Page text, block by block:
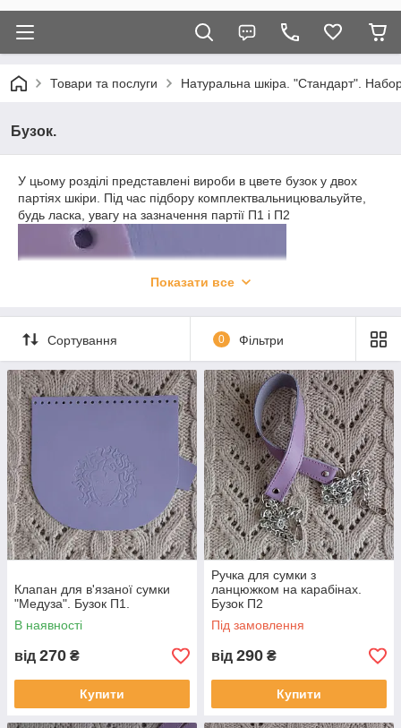
Товари та послуги Натуральна шкіра. "Стандарт".
Бузок.
У цьому розділі представлені вироби в цвете бузок у двох
партіях шкіри. Під час підбору комплектвальницювальуйте,
будь ласка, увагу на зазначення партії П1 і П2
Показати все
Сортування 0 Фільтри
Клапан для в'язаної сумки
"Медуза". Бузок П1.
В наявності
від 270 ₴
Купити
Ручка для сумки з
ланцюжком на карабінах.
Бузок П2
Під замовлення
від 290 ₴
Купити